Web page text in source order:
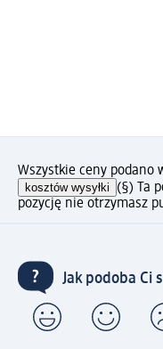
Wszystkie ceny podano
kosztów wysyłki (§) Ta
pozycję nie otrzymasz
Jak podoba Ci